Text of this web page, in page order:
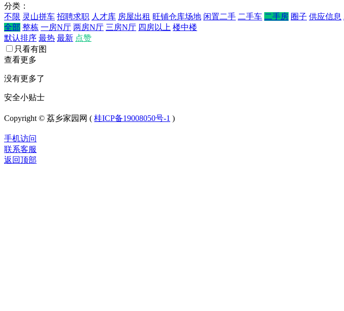
分类：
不限 灵山拼车 招聘求职 人才库 房屋出租 旺铺仓库场地 闲置二手 二手车 二手房 圈子 供应信息
全部 整栋 一房N厅 两房N厅 三房N厅 四房以上 楼中楼
默认排序 最热 最新 点赞
只看有图
查看更多
没有更多了
安全小贴士
Copyright © 荔乡家园网 ( 桂ICP备19008050号-1 )
手机访问
联系客服
返回顶部